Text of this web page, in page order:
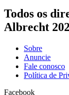
Todos os
Albrecht
Sobre
Anuncie
Fale conosco
Política de
Facebook